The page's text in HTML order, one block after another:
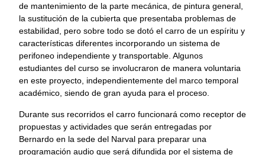
de mantenimiento de la parte mecánica, de pintura general,
la sustitución de la cubierta que presentaba problemas de
estabilidad, pero sobre todo se dotó el carro de un espíritu y
características diferentes incorporando un sistema de
perifoneo independiente y transportable. Algunos
estudiantes del curso se involucraron de manera voluntaria
en este proyecto, independientemente del marco temporal
académico, siendo de gran ayuda para el proceso.
Durante sus recorridos el carro funcionará como receptor de
propuestas y actividades que serán entregadas por
Bernardo en la sede del Narval para preparar una
programación audio que será difundida por el sistema de